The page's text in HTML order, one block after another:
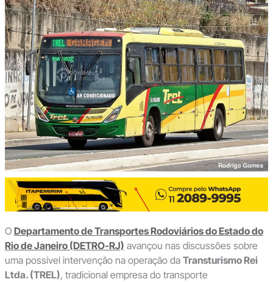
O Departamento de Transportes Rodoviários do Estado do
Rio de Janeiro (DETRO-RJ) avançou nas discussões sobre
uma possível intervenção na operação da Transturismo Rei
Ltda. (TREL), tradicional empresa do transporte